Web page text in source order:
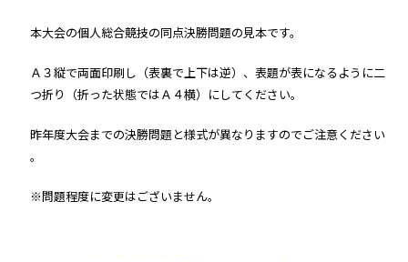
本大会の個人総合競技の同点決勝問題の見本です。
Ａ３縦で両面印刷し（表裏で上下は逆）、表題が表になるように二
つ折り（折った状態ではＡ４横） にしてください。
昨年度大会までの決勝問題と様式が異なりますのでご注意ください
。
※問題程度に変更はございません。